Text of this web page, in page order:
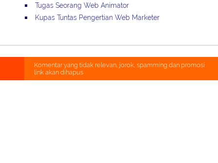
Tugas Seorang Web Animator
Kupas Tuntas Pengertian Web Marketer
Komentar yang tidak relevan, jorok, spamming dan promosi
link akan dihapus